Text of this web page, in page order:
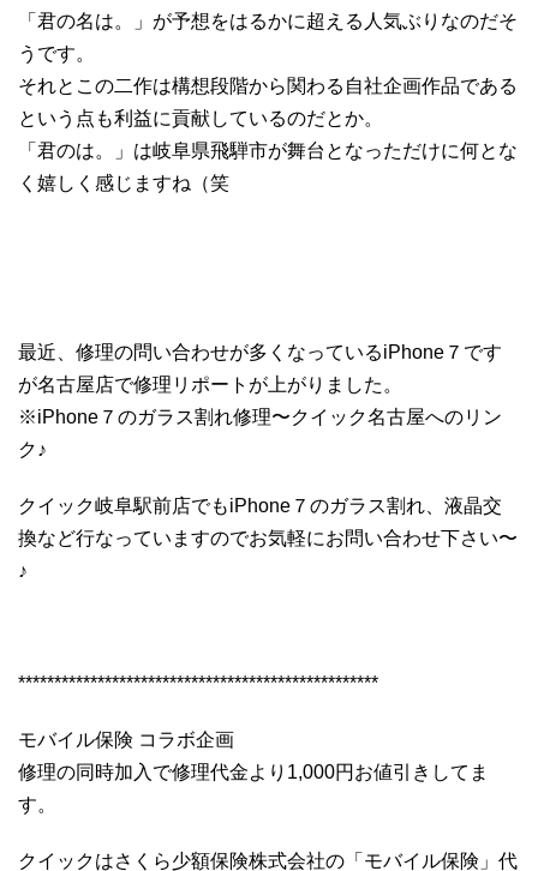
「君の名は。」が予想をはるかに超える人気ぶりなのだそ
うです。
それとこの二作は構想段階から関わる自社企画作品である
という点も利益に貢献しているのだとか。
「君のは。」は岐阜県飛騨市が舞台となっただけに何とな
く嬉しく感じますね（笑
最近、修理の問い合わせが多くなっているiPhone７です
が名古屋店で修理リポートが上がりました。
※iPhone７のガラス割れ修理〜クイック名古屋へのリン
ク♪
クイック岐阜駅前店でもiPhone７のガラス割れ、液晶交
換など行なっていますのでお気軽にお問い合わせ下さい〜
♪
**************************************************
モバイル保険 コラボ企画
修理の同時加入で修理代金より1,000円お値引きしてま
す。
クイックはさくら少額保険株式会社の「モバイル保険」代